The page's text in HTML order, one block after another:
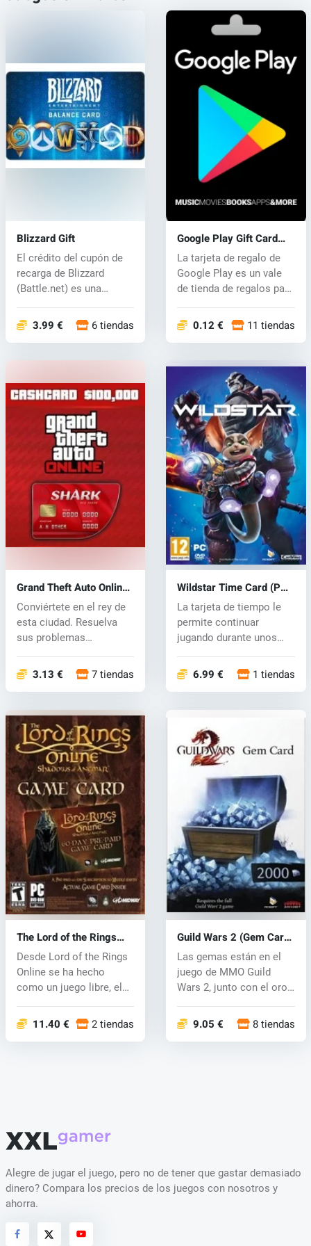
Blizzard Gift
El crédito del cupón de
recarga de Blizzard
(Battle.net) es una
3.99 € 6 tiendas
Google Play Gift Card
Code
La tarjeta de regalo de
Google Play es un vale
de tienda de regalos para
0.12 € 11 tiendas
Grand Theft Auto Online:
Shark Cash Card (PC)
CD key
Conviértete en el rey de
esta ciudad. Resuelva
sus problemas
3.13 € 7 tiendas
Wildstar Time Card (PC)
CD key
La tarjeta de tiempo le
permite continuar
jugando durante unos
6.99 € 1 tiendas
The Lord of the Rings
Online Gamecard (PC)
CD key
Desde Lord of the Rings
Online se ha hecho
como un juego libre, el
11.40 € 2 tiendas
Guild Wars 2 (Gem Card)
(PC) CD key
Las gemas están en el
juego de MMO Guild
Wars 2, junto con el oro
9.05 € 8 tiendas
Alegre de jugar el juego, pero no de tener que gastar demasiado
dinero? Compara los precios de los juegos con nosotros y
ahorra.